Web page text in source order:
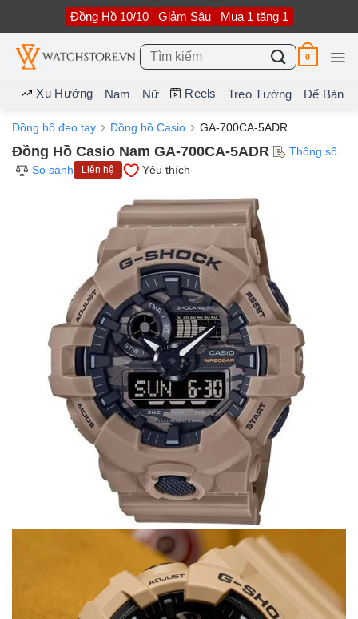
nội
dung
Đồng Hồ 10/10 Giảm Sâu Mua 1 tặng 1
Tìm
kiếm:
0
Xu Hướng Nam Nữ Reels Treo Tường Để Bàn
Đồng hồ đeo tay Đồng hồ Casio GA-700CA-5ADR
Đồng Hồ Casio Nam GA-700CA-5ADR
Thông số
So sánh
Liên hệ Yêu thích